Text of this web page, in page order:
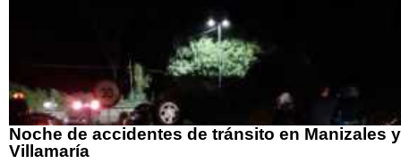
Noche de accidentes de tránsito en Manizales y
Villamaría